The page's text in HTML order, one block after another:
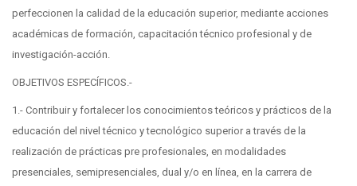
perfeccionen la calidad de la educación superior, mediante acciones
académicas de formación, capacitación técnico profesional y de
investigación-acción.
OBJETIVOS ESPECÍFICOS.-
1.- Contribuir y fortalecer los conocimientos teóricos y prácticos de la
educación del nivel técnico y tecnológico superior a través de la
realización de prácticas pre profesionales, en modalidades
presenciales, semipresenciales, dual y/o en línea, en la carrera de